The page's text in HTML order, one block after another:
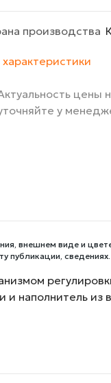
производства
характеристики
цены
у
внешнем виде и
публикации, сведениях.
наполнитель